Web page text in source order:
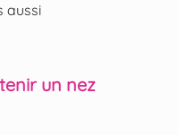
aussi
un nez